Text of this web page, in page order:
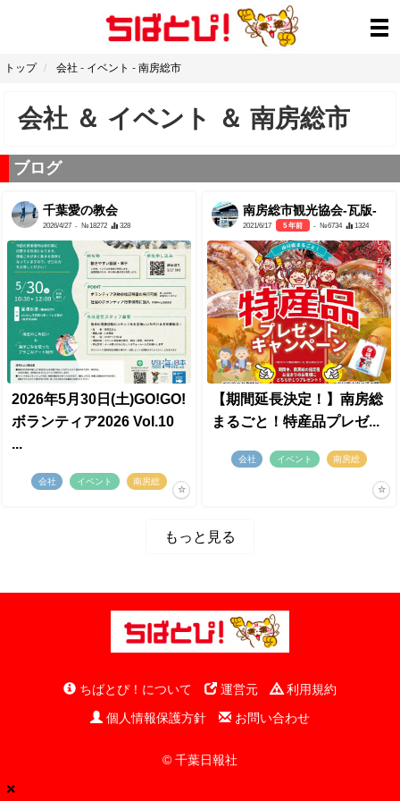
トップ 会社 - イベント - 南房総市
会社 ＆ イベント ＆ 南房総市
ブログ
千葉愛の教会
2026/4/27 - №18272 328
2026年5月30日(土)GO!GO!
ボランティア2026 Vol.10
...
会社 イベント 南房総
南房総市観光協会-瓦版-
2021/6/17 5 年前 - №6734 1324
【期間延長決定！】南房総
まるごと！特産品プレゼ...
会社 イベント 南房総
もっと見る
ちばとぴ！について 運営元
利用規約
個人情報保護方針
お問い合わせ
© 千葉日報社
×